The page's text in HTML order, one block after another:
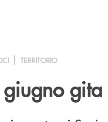
TERRITORIO
gita